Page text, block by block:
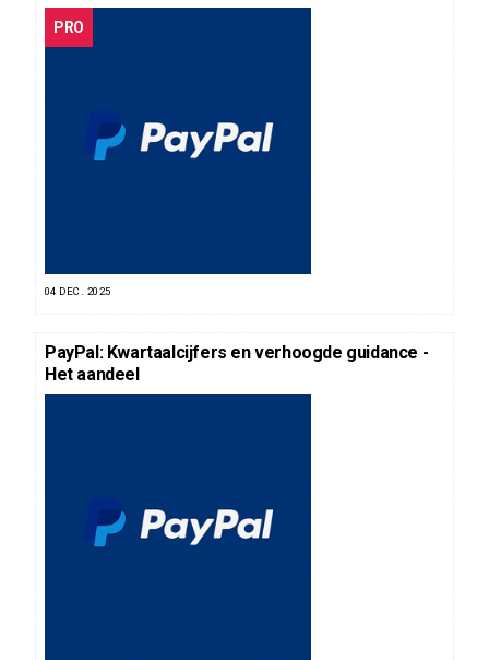
PRO
04 DEC. 2025
PayPal: Kwartaalcijfers en verhoogde guidance -
Het aandeel